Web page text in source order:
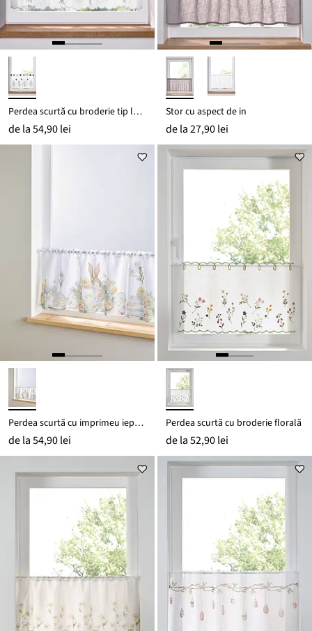
Perdea scurtă cu broderie tip lavandă
de la54,90 lei
Stor cu aspect de in
de la27,90 lei
Perdea scurtă cu imprimeu iepurași
de la54,90 lei
Perdea scurtă cu broderie florală
de la52,90 lei